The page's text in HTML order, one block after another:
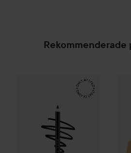
Rekommenderade
Make Up Store